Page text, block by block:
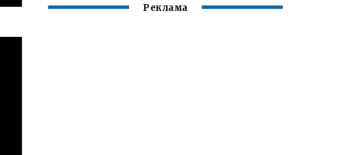
Реклама